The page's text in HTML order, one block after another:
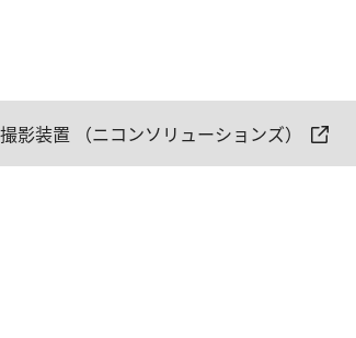
影装置 （ニコンソリューションズ）